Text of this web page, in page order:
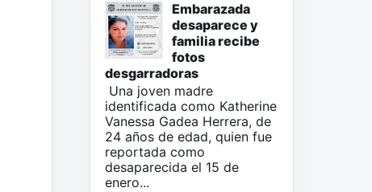
Embarazada
desaparece y
familia recibe
fotos
desgarradoras
Una joven madre
identificada como Katherine
Vanessa Gadea Herrera, de
24 años de edad, quien fue
reportada como
desaparecida el 15 de
enero...